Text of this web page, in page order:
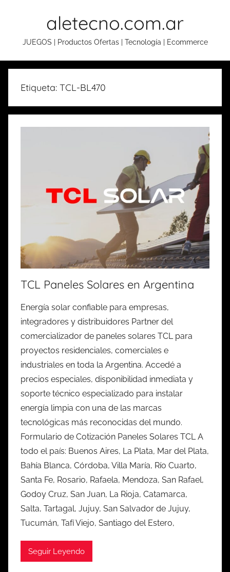
aletecno.com.ar
JUEGOS | Productos Ofertas | Tecnología | Ecommerce
Etiqueta: TCL-BL470
TCL Paneles Solares en Argentina
Energía solar confiable para empresas,
integradores y distribuidores Partner del
comercializador de paneles solares TCL para
proyectos residenciales, comerciales e
industriales en toda la Argentina. Accedé a
precios especiales, disponibilidad inmediata y
soporte técnico especializado para instalar
energía limpia con una de las marcas
tecnológicas más reconocidas del mundo.
Formulario de Cotización Paneles Solares TCL A
todo el país: Buenos Aires, La Plata, Mar del Plata,
Bahía Blanca, Córdoba, Villa María, Río Cuarto,
Santa Fe, Rosario, Rafaela, Mendoza, San Rafael,
Godoy Cruz, San Juan, La Rioja, Catamarca,
Salta, Tartagal, Jujuy, San Salvador de Jujuy,
Tucumán, Tafí Viejo, Santiago del Estero,
Seguir Leyendo